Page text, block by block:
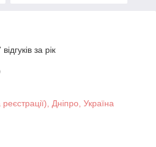
за рік
Дніпро, Україна